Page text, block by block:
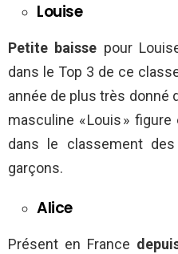
Louise
Petite baisse pour
dans le Top 3 de ce
année de plus très donné
masculine « Louis »
dans le classement
garçons.
Alice
Présent en France